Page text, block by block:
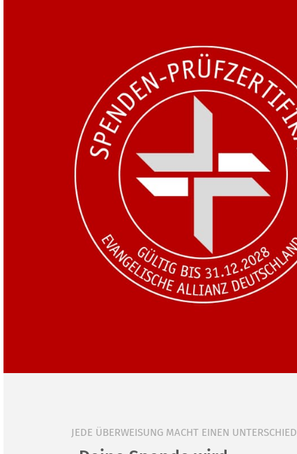
JEDE ÜBERWEISUNG MACHT EINEN UNTERSCHIED